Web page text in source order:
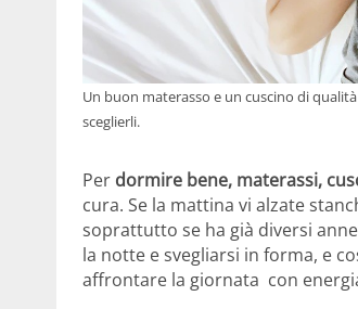
Un buon materasso e un cuscino di
sceglierli.
Per dormire bene, materassi,
cura. Se la mattina vi alzate
soprattutto se ha già diversi
la notte e svegliarsi in forma, e
affrontare la giornata con